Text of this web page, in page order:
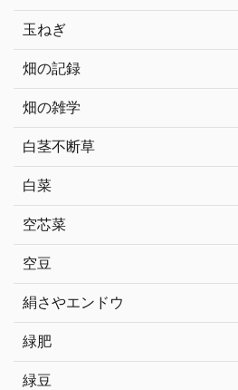
玉ねぎ
畑の記録
畑の雑学
白茎不断草
白菜
空芯菜
空豆
絹さやエンドウ
緑肥
緑豆